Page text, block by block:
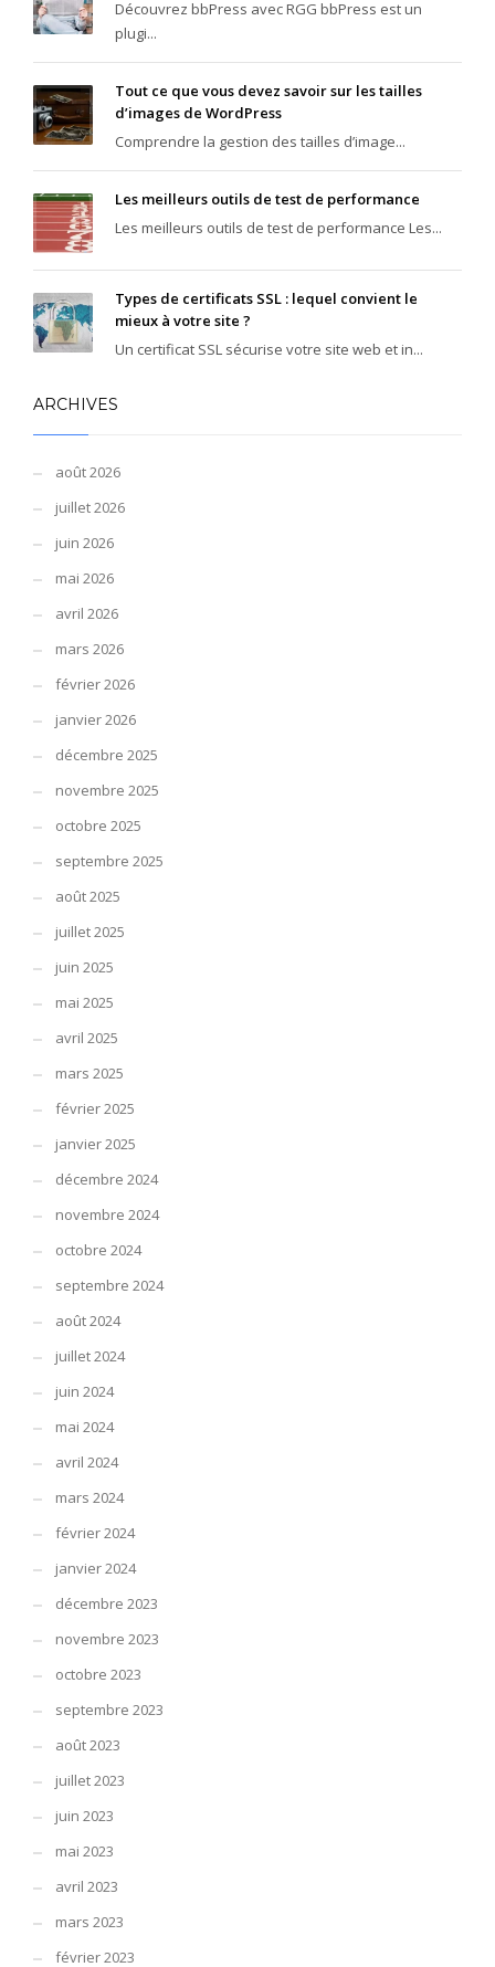
Découvrez bbPress avec RGG bbPress est un
plugi...
Tout ce que vous devez savoir sur les tailles
d’images de WordPress
Comprendre la gestion des tailles d’image...
Les meilleurs outils de test de performance
Les meilleurs outils de test de performance Les...
Types de certificats SSL : lequel convient le
mieux à votre site ?
Un certificat SSL sécurise votre site web et in...
ARCHIVES
août 2026
juillet 2026
juin 2026
mai 2026
avril 2026
mars 2026
février 2026
janvier 2026
décembre 2025
novembre 2025
octobre 2025
septembre 2025
août 2025
juillet 2025
juin 2025
mai 2025
avril 2025
mars 2025
février 2025
janvier 2025
décembre 2024
novembre 2024
octobre 2024
septembre 2024
août 2024
juillet 2024
juin 2024
mai 2024
avril 2024
mars 2024
février 2024
janvier 2024
décembre 2023
novembre 2023
octobre 2023
septembre 2023
août 2023
juillet 2023
juin 2023
mai 2023
avril 2023
mars 2023
février 2023